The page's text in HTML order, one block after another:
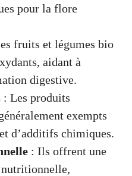
pour la flore
fruits et légumes bio
aidant à
digestive.
: Les produits
exempts
d’additifs chimiques.
: Ils offrent une